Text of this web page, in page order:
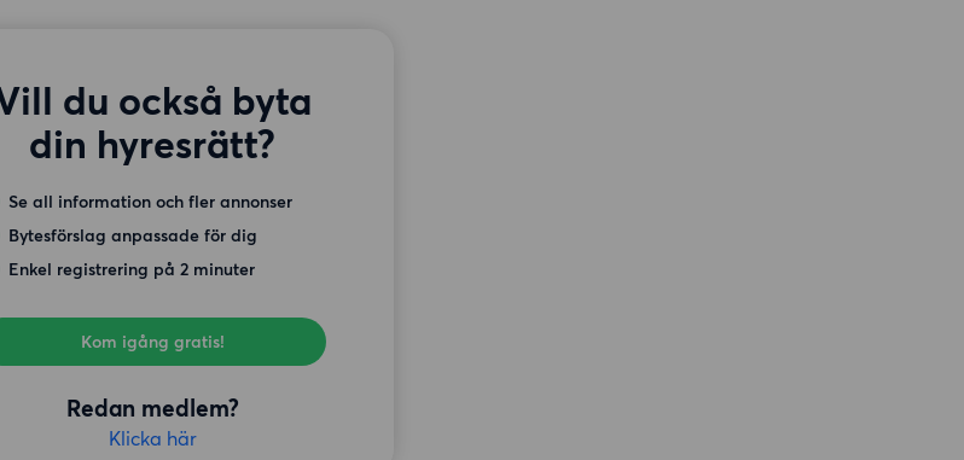
du också byta
din hyresrätt?
Se all information och fler annonser
Bytesförslag anpassade för dig
Enkel registrering på 2 minuter
Kom igång gratis!
Redan medlem?
Klicka här